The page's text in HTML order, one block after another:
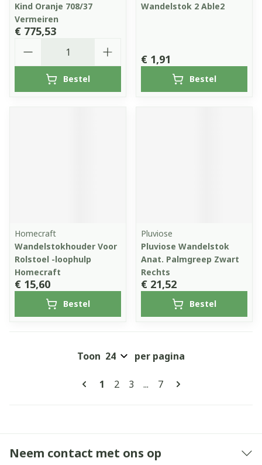
Kind Oranje 708/37
Vermeiren
€ 775,53
Bestel
Wandelstok 2 Able2
€ 1,91
Bestel
Homecraft
Wandelstokhouder Voor
Rolstoel -loophulp
Homecraft
€ 15,60
Bestel
Pluviose
Pluviose Wandelstok
Anat. Palmgreep Zwart
Rechts
€ 21,52
Bestel
Pagina's
U lees momenteel pagina
1 Pagina
2 Pagina
3 ... Pagina
7
Toon per pagina
Neem contact met ons op